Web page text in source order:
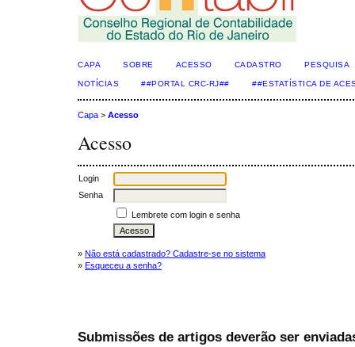
CAPA SOBRE ACESSO CADASTRO PESQUISA
NOTÍCIAS ##PORTAL CRC-RJ## ##ESTATÍSTICA DE
Capa > Acesso
Acesso
Login
Senha
Lembrete com login e senha
» Não está cadastrado? Cadastre-se no sistema
» Esqueceu a senha?
Submissões de artigos deverão ser